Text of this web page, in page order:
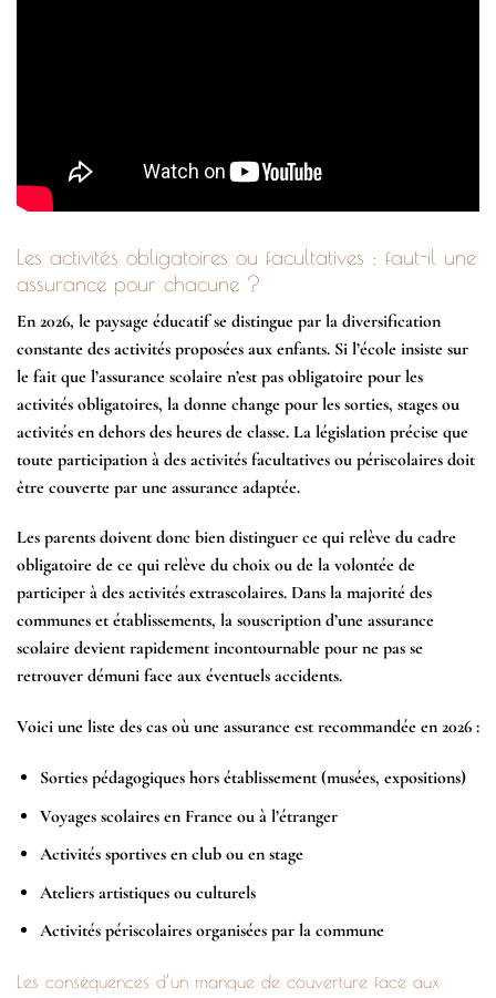
Les activités obligatoires ou facultatives : faut-il une
assurance pour chacune ?
En 2026, le paysage éducatif se distingue par la diversification
constante des activités proposées aux enfants. Si l’école insiste sur
le fait que l’assurance scolaire n’est pas obligatoire pour les
activités obligatoires, la donne change pour les sorties, stages ou
activités en dehors des heures de classe. La législation précise que
toute participation à des activités facultatives ou périscolaires doit
être couverte par une assurance adaptée.
Les parents doivent donc bien distinguer ce qui relève du cadre
obligatoire de ce qui relève du choix ou de la volontée de
participer à des activités extrascolaires. Dans la majorité des
communes et établissements, la souscription d’une assurance
scolaire devient rapidement incontournable pour ne pas se
retrouver démuni face aux éventuels accidents.
Voici une liste des cas où une assurance est recommandée en 2026 :
Sorties pédagogiques hors établissement (musées, expositions)
Voyages scolaires en France ou à l’étranger
Activités sportives en club ou en stage
Ateliers artistiques ou culturels
Activités périscolaires organisées par la commune
Les conséquences d’un manque de couverture face aux